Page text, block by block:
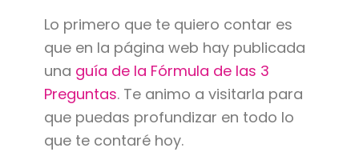
Lo primero que te quiero contar es
que en la página web hay publicada
una guía de la Fórmula de las 3
Preguntas. Te animo a visitarla para
que puedas profundizar en todo lo
que te contaré hoy.